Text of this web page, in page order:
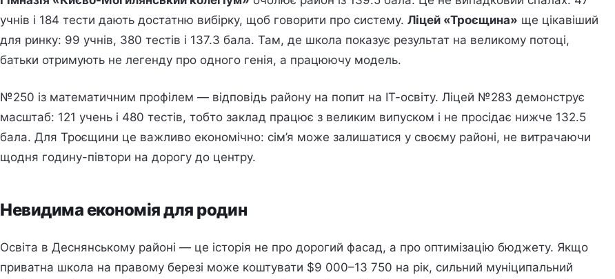
учнів і 184 тести дають достатню вибірку, щоб говорити про систему. Ліцей «Троєщина» ще цікавіший
для ринку: 99 учнів, 380 тестів і 137.3 бала. Там, де школа показує результат на великому потоці,
батьки отримують не легенду про одного генія, а працюючу модель.
№250 із математичним профілем — відповідь району на попит на ІТ-освіту. Ліцей №283 демонструє
масштаб: 121 учень і 480 тестів, тобто заклад працює з великим випуском і не просідає нижче 132.5
бала. Для Троєщини це важливо економічно: сім’я може залишатися у своєму районі, не витрачаючи
щодня годину-півтори на дорогу до центру.
Невидима економія для родин
Освіта в Деснянському районі — це історія не про дорогий фасад, а про оптимізацію бюджету. Якщо
приватна школа на правому березі може коштувати $9 000–13 750 на рік, сильний муніципальний